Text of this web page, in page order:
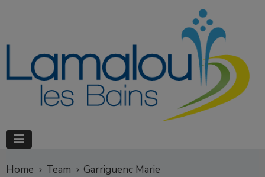
Home Team Garriguenc Marie